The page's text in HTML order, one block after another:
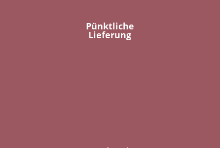
Pünktliche
Lieferung